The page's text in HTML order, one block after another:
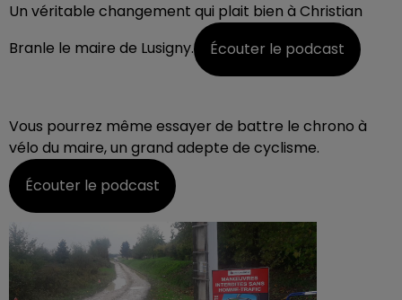
Un véritable changement qui plait bien à Christian
Branle le maire de Lusigny.
Écouter le podcast
Vous pourrez même essayer de battre le chrono à
vélo du maire, un grand adepte de cyclisme.
Écouter le podcast